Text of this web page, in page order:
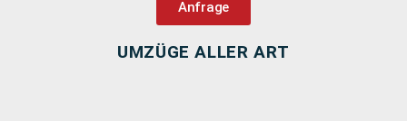
Anfrage
UMZÜGE ALLER ART